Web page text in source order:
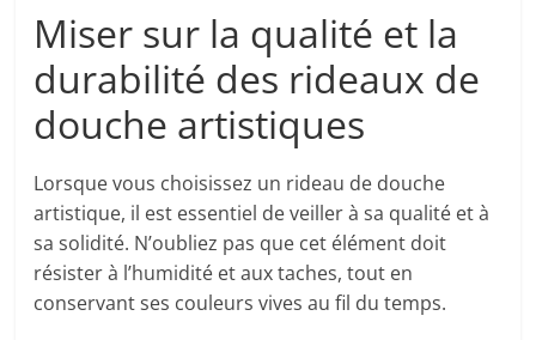
Miser sur la qualité et la
durabilité des rideaux de
douche artistiques
Lorsque vous choisissez un rideau de douche
artistique, il est essentiel de veiller à sa qualité et à
sa solidité. N’oubliez pas que cet élément doit
résister à l’humidité et aux taches, tout en
conservant ses couleurs vives au fil du temps.